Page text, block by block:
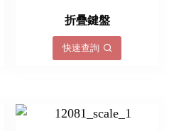
折疊鍵盤
快速查詢